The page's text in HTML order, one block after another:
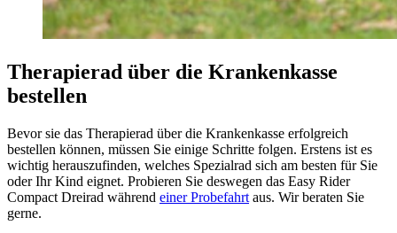
Therapierad über die Krankenkasse
bestellen
Bevor sie das Therapierad über die Krankenkasse erfolgreich
bestellen können, müssen Sie einige Schritte folgen. Erstens ist es
wichtig herauszufinden, welches Spezialrad sich am besten für Sie
oder Ihr Kind eignet. Probieren Sie deswegen das Easy Rider
Compact Dreirad während einer Probefahrt aus. Wir beraten Sie
gerne.